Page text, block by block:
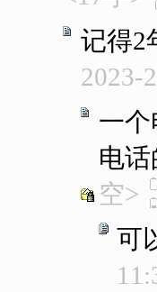
记得2
2023-
一
电
空>
可